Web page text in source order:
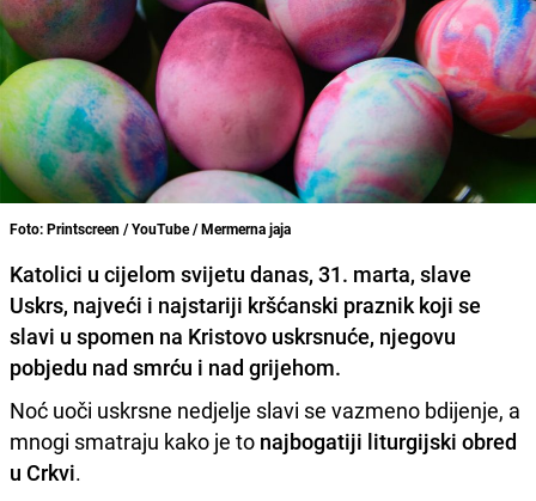
Foto: Printscreen / YouTube / Mermerna jaja
Katolici u cijelom svijetu danas, 31. marta, slave
Uskrs, najveći i najstariji kršćanski praznik koji se
slavi u spomen na Kristovo uskrsnuće, njegovu
pobjedu nad smrću i nad grijehom.
Noć uoči uskrsne nedjelje slavi se vazmeno bdijenje, a
mnogi smatraju kako je to najbogatiji liturgijski obred
u Crkvi.